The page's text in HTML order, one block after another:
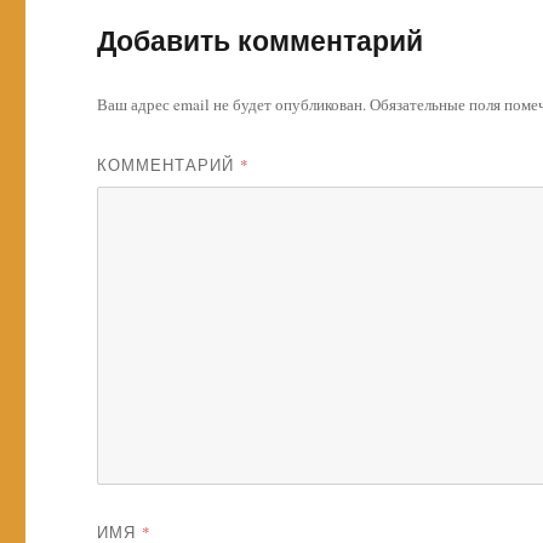
Добавить комментарий
Ваш адрес email не будет опубликован.Обязательные поля
КОММЕНТАРИЙ *
ИМЯ *